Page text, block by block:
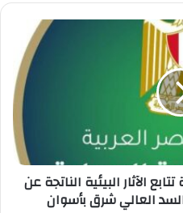
الخميس
الآثار البيئية الناتجة عن
العالي شرق بأسوان